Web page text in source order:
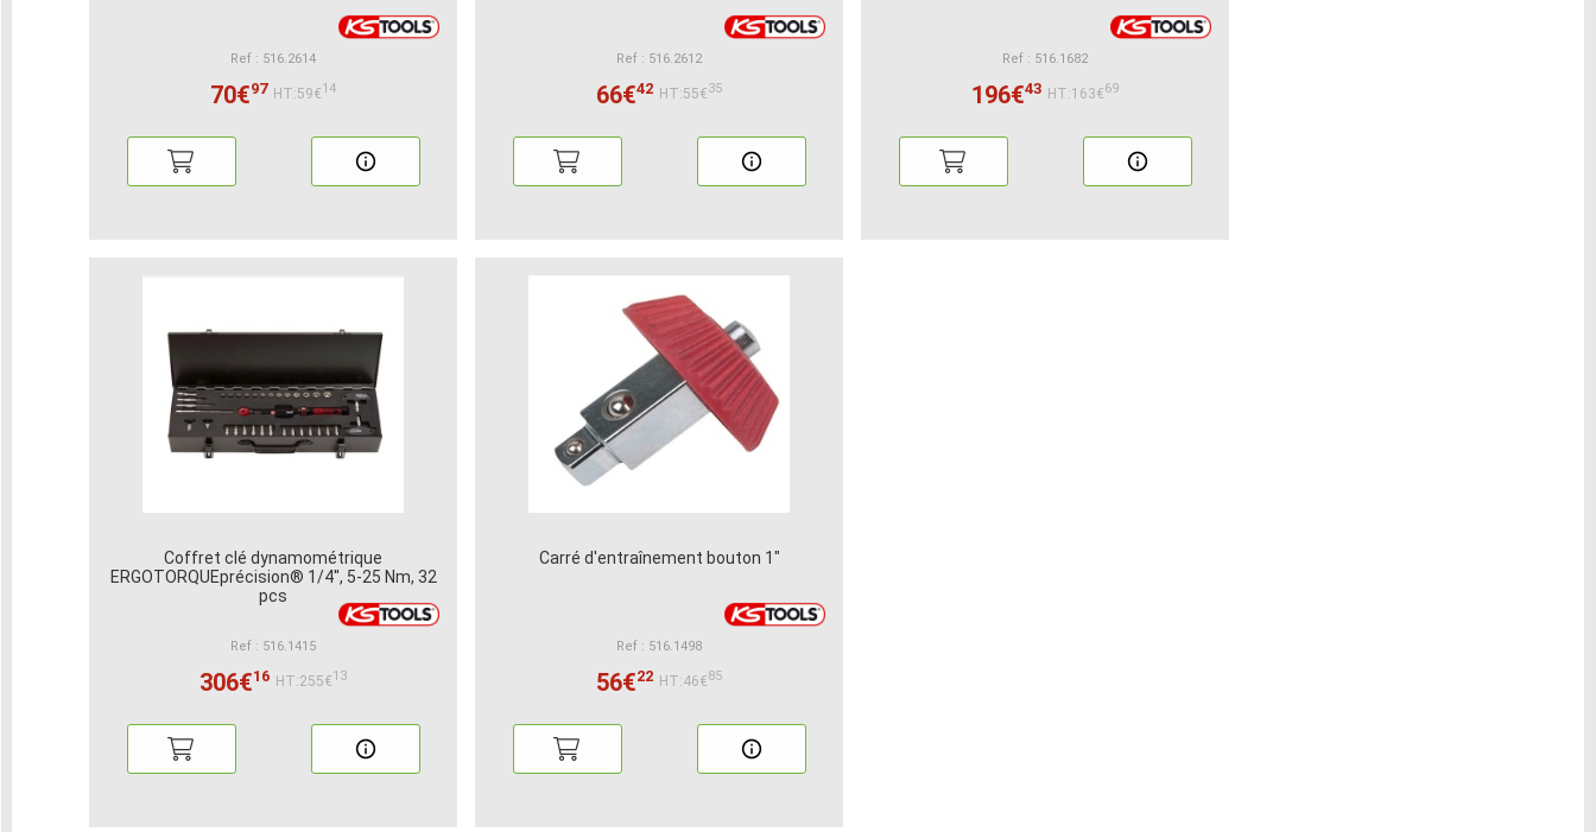
Ref : 516.2614
70€97 HT:59€14
Ref : 516.2612
66€42 HT:55€35
Ref : 516.1682
196€43 HT:163€69
Coffret clé dynamométrique
ERGOTORQUEprécision® 1/4'', 5-25 Nm, 32
pcs
Ref : 516.1415
306€16 HT:255€13
Carré d'entraînement bouton 1"
Ref : 516.1498
56€22 HT:46€85